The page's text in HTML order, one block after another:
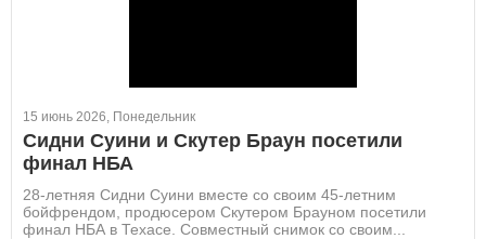
15 июнь 2026, Понедельник
Сидни Суини и Скутер Браун посетили
финал НБА
28-летняя Сидни Суини вместе со своим 45-летним
бойфрендом, продюсером Скутером Брауном посетили
финал НБА в Техасе. Совместный снимок со своим...